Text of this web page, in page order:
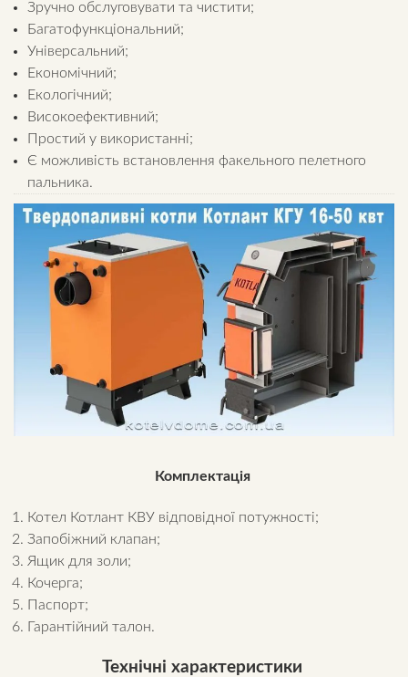
Зручно обслуговувати та чистити;
Багатофункціональний;
Універсальний;
Економічний;
Екологічний;
Високоефективний;
Простий у використанні;
Є можливість встановлення факельного пелетного
пальника.
Комплектація
Котел Котлант КВУ відповідної потужності;
Запобіжний клапан;
Ящик для золи;
Кочерга;
Паспорт;
Гарантійний талон.
Технічні характеристики